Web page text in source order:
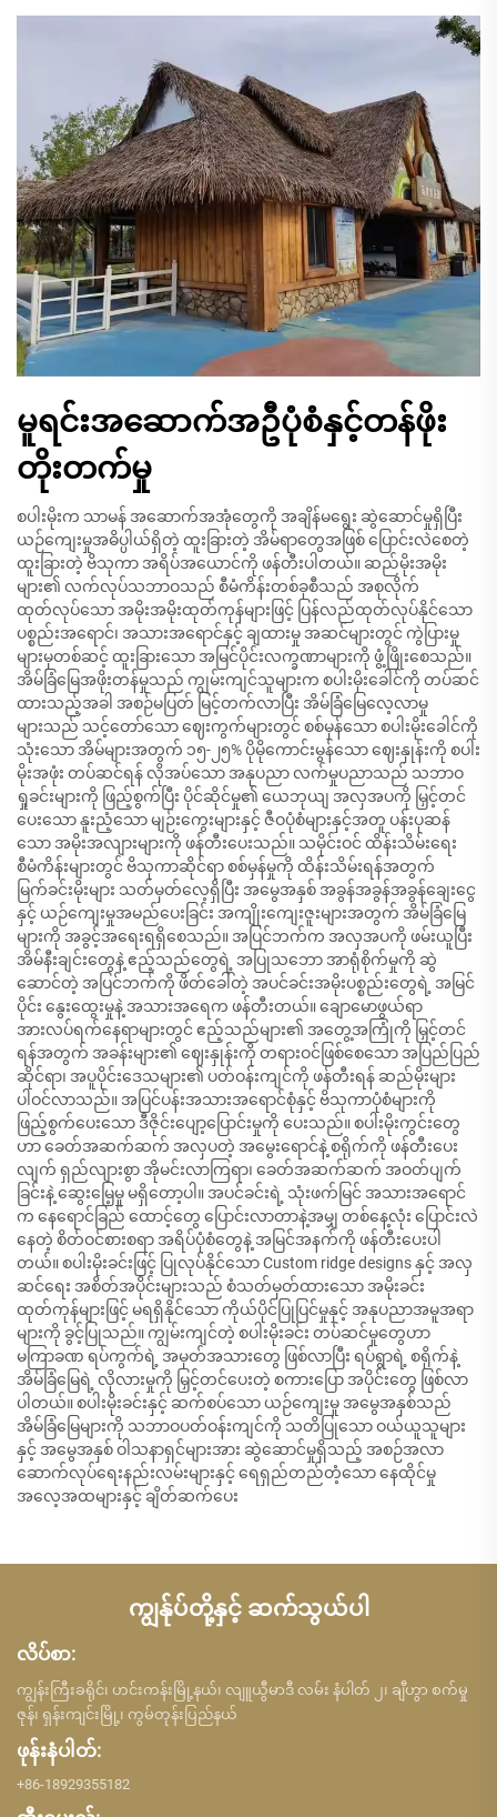
မူရင်းအဆောက်အဦပုံစံနှင့်တန်ဖိုး
တိုးတက်မှု
စပါးမိုးက သာမန် အဆောက်အအုံတွေကို အချိန်မရွေး ဆွဲဆောင်မှုရှိပြီး
ယဉ်ကျေးမှုအဓိပ္ပါယ်ရှိတဲ့ ထူးခြားတဲ့ အိမ်ရာတွေအဖြစ် ပြောင်းလဲစေတဲ့
ထူးခြားတဲ့ ဗိသုကာ အရိပ်အယောင်ကို ဖန်တီးပါတယ်။ ဆည်မိုးအမိုး
များ၏ လက်လုပ်သဘာဝသည် စီမံကိန်းတစ်ခုစီသည် အစုလိုက်
ထုတ်လုပ်သော အမိုးအမိုးထုတ်ကုန်များဖြင့် ပြန်လည်ထုတ်လုပ်နိုင်သော
ပစ္စည်းအရောင်၊ အသားအရောင်နှင့် ချထားမှု အဆင်များတွင် ကွဲပြားမှု
များမှတစ်ဆင့် ထူးခြားသော အမြင်ပိုင်းလက္ခဏာများကို ဖွံ့ဖြိုးစေသည်။
အိမ်ခြံမြေအဖိုးတန်မှုသည် ကျွမ်းကျင်သူများက စပါးမိုးခေါင်ကို တပ်ဆင်
ထားသည့်အခါ အစဉ်မပြတ် မြင့်တက်လာပြီး အိမ်ခြံမြေလေ့လာမှု
များသည် သင့်တော်သော ဈေးကွက်များတွင် စစ်မှန်သော စပါးမိုးခေါင်ကို
သုံးသော အိမ်များအတွက် ၁၅-၂၅% ပိုမိုကောင်းမွန်သော ဈေးနှုန်းကို စပါး
မိုးအဖုံး တပ်ဆင်ရန် လိုအပ်သော အနုပညာ လက်မှုပညာသည် သဘာဝ
ရှုခင်းများကို ဖြည့်စွက်ပြီး ပိုင်ဆိုင်မှု၏ ယေဘုယျ အလှအပကို မြှင့်တင်
ပေးသော နူးညံ့သော မျဉ်းကွေးများနှင့် ဇီဝပုံစံများနှင့်အတူ ပန်းပုဆန်
သော အမိုးအလျားများကို ဖန်တီးပေးသည်။ သမိုင်းဝင် ထိန်းသိမ်းရေး
စီမံကိန်းများတွင် ဗိသုကာဆိုင်ရာ စစ်မှန်မှုကို ထိန်းသိမ်းရန်အတွက်
မြက်ခင်းမိုးများ သတ်မှတ်လေ့ရှိပြီး အမွေအနှစ် အခွန်အခွန်အခွန်ချေးငွေ
နှင့် ယဉ်ကျေးမှုအမည်ပေးခြင်း အကျိုးကျေးဇူးများအတွက် အိမ်ခြံမြေ
များကို အခွင့်အရေးရရှိစေသည်။ အပြင်ဘက်က အလှအပကို ဖမ်းယူပြီး
အိမ်နီးချင်းတွေနဲ့ ဧည့်သည်တွေရဲ့ အပြုသဘော အာရုံစိုက်မှုကို ဆွဲ
ဆောင်တဲ့ အပြင်ဘက်ကို ဖိတ်ခေါ်တဲ့ အပင်ခင်းအမိုးပစ္စည်းတွေရဲ့ အမြင်
ပိုင်း နွေးထွေးမှုနဲ့ အသားအရေက ဖန်တီးတယ်။ ချောမောဖွယ်ရာ
အားလပ်ရက်နေရာများတွင် ဧည့်သည်များ၏ အတွေ့အကြုံကို မြှင့်တင်
ရန်အတွက် အခန်းများ၏ ဈေးနှုန်းကို တရားဝင်ဖြစ်စေသော အပြည်ပြည်
ဆိုင်ရာ၊ အပူပိုင်းဒေသများ၏ ပတ်ဝန်းကျင်ကို ဖန်တီးရန် ဆည်မိုးများ
ပါဝင်လာသည်။ အပြင်ပန်းအသားအရောင်စုံနှင့် ဗိသုကာပုံစံများကို
ဖြည့်စွက်ပေးသော ဒီဇိုင်းပျော့ပြောင်းမှုကို ပေးသည်။ စပါးမိုးကွင်းတွေ
ဟာ ခေတ်အဆက်ဆက် အလှပတဲ့ အမွေးရောင်နဲ့ စရိုက်ကို ဖန်တီးပေး
လျက် ရှည်လျားစွာ အိုမင်းလာကြရာ၊ ခေတ်အဆက်ဆက် အဝတ်ပျက်
ခြင်းနဲ့ ဆွေးမြေ့မှု မရှိတော့ပါ။ အပင်ခင်းရဲ့ သုံးဖက်မြင် အသားအရောင်
က နေရောင်ခြည် ထောင့်တွေ ပြောင်းလာတာနဲ့အမျှ တစ်နေ့လုံး ပြောင်းလဲ
နေတဲ့ စိတ်ဝင်စားစရာ အရိပ်ပုံစံတွေနဲ့ အမြင်အနက်ကို ဖန်တီးပေးပါ
တယ်။ စပါးမိုးခင်းဖြင့် ပြုလုပ်နိုင်သော Custom ridge designs နှင့် အလှ
ဆင်ရေး အစိတ်အပိုင်းများသည် စံသတ်မှတ်ထားသော အမိုးခင်း
ထုတ်ကုန်များဖြင့် မရရှိနိုင်သော ကိုယ်ပိုင်ပြုပြင်မှုနှင့် အနုပညာအမူအရာ
များကို ခွင့်ပြုသည်။ ကျွမ်းကျင်တဲ့ စပါးမိုးခင်း တပ်ဆင်မှုတွေဟာ
မကြာခဏ ရပ်ကွက်ရဲ့ အမှတ်အသားတွေ ဖြစ်လာပြီး ရပ်ရွာရဲ့ စရိုက်နဲ့
အိမ်ခြံမြေရဲ့ လိုလားမှုကို မြှင့်တင်ပေးတဲ့ စကားပြော အပိုင်းတွေ ဖြစ်လာ
ပါတယ်။ စပါးမိုးခင်းနှင့် ဆက်စပ်သော ယဉ်ကျေးမှု အမွေအနှစ်သည်
အိမ်ခြံမြေများကို သဘာဝပတ်ဝန်းကျင်ကို သတိပြုသော ဝယ်ယူသူများ
နှင့် အမွေအနှစ် ဝါသနာရှင်များအား ဆွဲဆောင်မှုရှိသည့် အစဉ်အလာ
ဆောက်လုပ်ရေးနည်းလမ်းများနှင့် ရေရှည်တည်တံ့သော နေထိုင်မှု
အလေ့အထများနှင့် ချိတ်ဆက်ပေး
ကျွန်ုပ်တို့နှင့် ဆက်သွယ်ပါ
လိပ်စာ:
ကျွန်းကြီးခရိုင်၊ ဟင်းကန်းမြို့နယ်၊ လျူယွီမာဒီ လမ်း နံပါတ် ၂၊ ချီဟွာ စက်မှု
ဇုန်၊ ရှန်းကျင်းမြို့၊ ကွမ်တုန်းပြည်နယ်
ဖုန်းနံပါတ်:
+86-18929355182